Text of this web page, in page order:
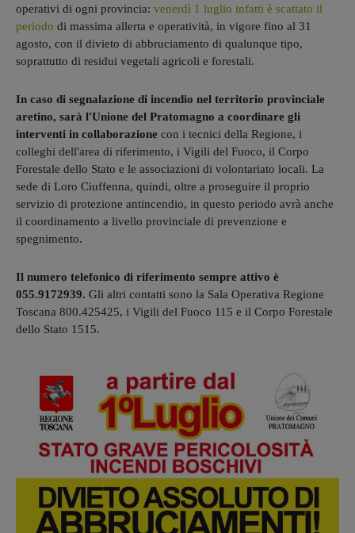
operativi di ogni provincia: venerdì 1 luglio infatti è scattato il
periodo di massima allerta e operatività, in vigore fino al 31
agosto, con il divieto di abbruciamento di qualunque tipo,
soprattutto di residui vegetali agricoli e forestali.
In caso di segnalazione di incendio nel territorio provinciale
aretino, sarà l'Unione del Pratomagno a coordinare gli
interventi in collaborazione con i tecnici della Regione, i
colleghi dell'area di riferimento, i Vigili del Fuoco, il Corpo
Forestale dello Stato e le associazioni di volontariato locali. La
sede di Loro Ciuffenna, quindi, oltre a proseguire il proprio
servizio di protezione antincendio, in questo periodo avrà anche
il coordinamento a livello provinciale di prevenzione e
spegnimento.
Il numero telefonico di riferimento sempre attivo è
055.9172939. Gli altri contatti sono la Sala Operativa Regione
Toscana 800.425425, i Vigili del Fuoco 115 e il Corpo Forestale
dello Stato 1515.